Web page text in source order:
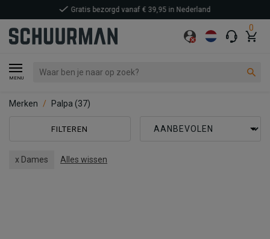
0
MENU
Merken Palpa (37)
FILTEREN
x Dames Alles wissen